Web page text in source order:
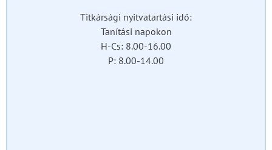
Titkársági nyitvatartási idő:
Tanítási napokon
H-Cs: 8.00-16.00
P: 8.00-14.00